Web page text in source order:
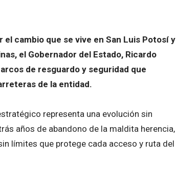
cambio que se vive en San Luis Potosí y
el Gobernador del Estado, Ricardo
de resguardo y seguridad que
de la entidad.
representa una evolución sin
años de abandono de la maldita herencia,
límites que protege cada acceso y ruta del